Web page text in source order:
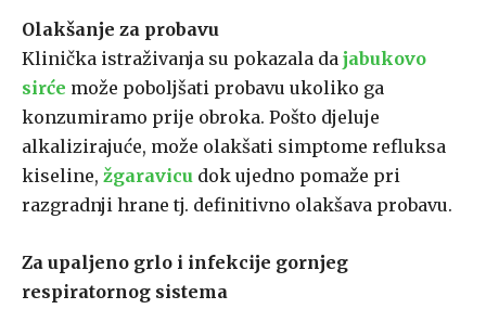
Olakšanje za probavu
Klinička istraživanja su pokazala da jabukovo
sirće može poboljšati probavu ukoliko ga
konzumiramo prije obroka. Pošto djeluje
alkalizirajuće, može olakšati simptome refluksa
kiseline, žgaravicu dok ujedno pomaže pri
razgradnji hrane tj. definitivno olakšava probavu.
Za upaljeno grlo i infekcije gornjeg
respiratornog sistema